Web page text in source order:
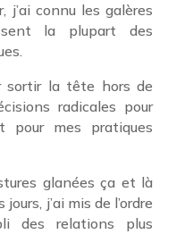
j’ai connu les galères
la plupart des
sortir la tête hors de
radicales pour
mes pratiques
glanées ça et là
j’ai mis de l’ordre
des relations plus